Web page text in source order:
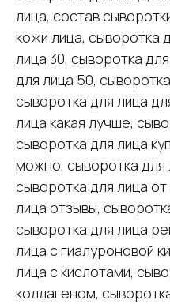
лица, состав
кожи лица, сыворотка
лица 30, сыворотка
для лица 50,
сыворотка для лица
лица какая лучше,
сыворотка для лица
можно, сыворотка для
сыворотка для лица
лица отзывы,
сыворотка для лица
лица с гиалуроновой
лица с кислотами,
коллагеном,